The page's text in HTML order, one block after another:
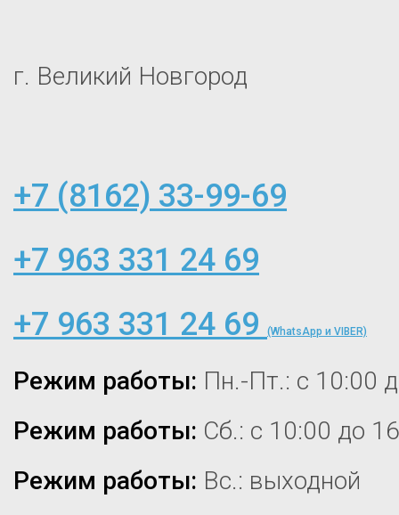
г. Великий Новгород
+7 (8162) 33-99-69
+7 963 331 24 69
+7 963 331 24 69
(WhatsApp и VIBER)
Режим работы: Пн.-Пт.: с 10:00
Режим работы: Сб.: с 10:00 до
Режим работы: Вс.: выходной